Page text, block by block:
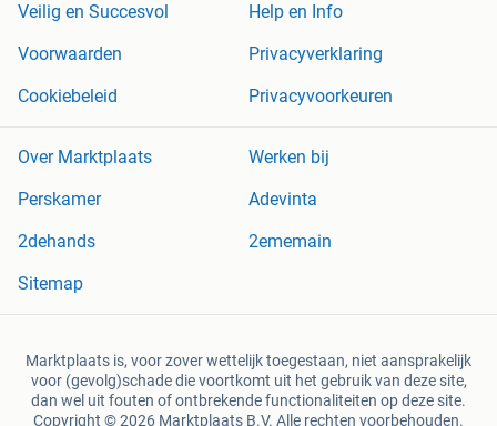
Veilig en Succesvol
Help en Info
Voorwaarden
Privacyverklaring
Cookiebeleid
Privacyvoorkeuren
Over Marktplaats
Werken bij
Perskamer
Adevinta
2dehands
2ememain
Sitemap
Marktplaats is, voor zover wettelijk toegestaan, niet aansprakelijk
voor (gevolg)schade die voortkomt uit het gebruik van deze site,
dan wel uit fouten of ontbrekende functionaliteiten op deze site.
Copyright © 2026 Marktplaats B.V. Alle rechten voorbehouden.